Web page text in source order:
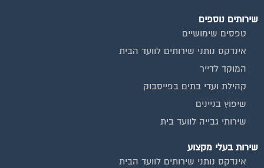
שירותים נוספים
טפסים שימושיים
אינדקס נותני שירותים לוועד הבית
המוקד לדייר
קהילת ועדי בתים בפייסבוק
שיפוץ בניינים
שירותי גבייה לוועד בית
שירות בעלי מקצוע
אינדקס נותני שירותים לוועד הבית